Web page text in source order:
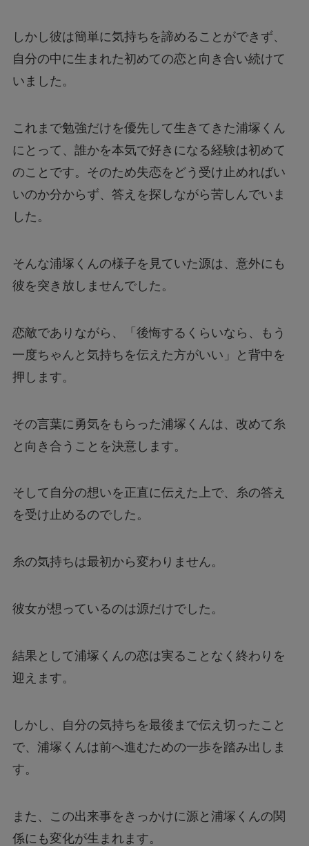
しかし彼は簡単に気持ちを諦めることができず、
自分の中に生まれた初めての恋と向き合い続けて
いました。
これまで勉強だけを優先して生きてきた浦塚くん
にとって、誰かを本気で好きになる経験は初めて
のことです。そのため失恋をどう受け止めればい
いのか分からず、答えを探しながら苦しんでいま
した。
そんな浦塚くんの様子を見ていた源は、意外にも
彼を突き放しませんでした。
恋敵でありながら、「後悔するくらいなら、もう
一度ちゃんと気持ちを伝えた方がいい」と背中を
押します。
その言葉に勇気をもらった浦塚くんは、改めて糸
と向き合うことを決意します。
そして自分の想いを正直に伝えた上で、糸の答え
を受け止めるのでした。
糸の気持ちは最初から変わりません。
彼女が想っているのは源だけでした。
結果として浦塚くんの恋は実ることなく終わりを
迎えます。
しかし、自分の気持ちを最後まで伝え切ったこと
で、浦塚くんは前へ進むための一歩を踏み出しま
す。
また、この出来事をきっかけに源と浦塚くんの関
係にも変化が生まれます。